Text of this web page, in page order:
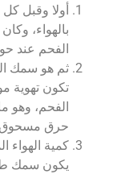
أولا وقبل
بالهواء،
الفحم عند حوالي 0.05 مم، فإن مسحوق الفحم
ثم هو سمك
تكون تهوية
حرق مسحوق
كمية الهواء
يكون سمك